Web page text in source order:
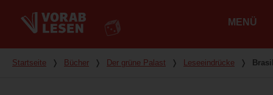
MENÜ
Du bist hier
Startseite ❭ Bücher ❭ Der grüne Palast ❭ Leseeindrücke ❭